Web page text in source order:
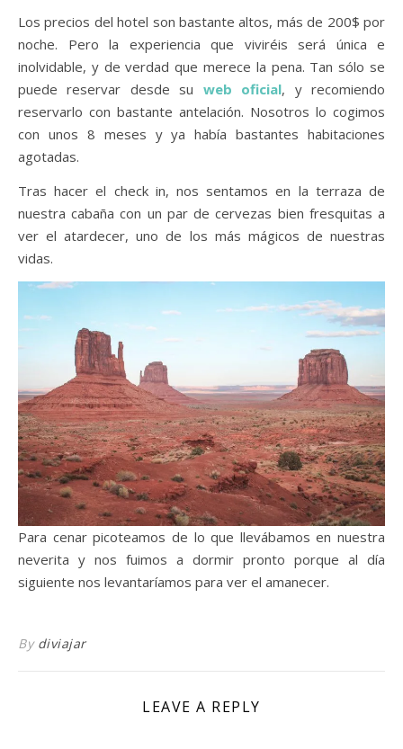
Los precios del hotel son bastante altos, más de 200$ por
noche. Pero la experiencia que viviréis será única e
inolvidable, y de verdad que merece la pena. Tan sólo se
puede reservar desde su web oficial, y recomiendo
reservarlo con bastante antelación. Nosotros lo cogimos
con unos 8 meses y ya había bastantes habitaciones
agotadas.
Tras hacer el check in, nos sentamos en la terraza de
nuestra cabaña con un par de cervezas bien fresquitas a
ver el atardecer, uno de los más mágicos de nuestras
vidas.
Para cenar picoteamos de lo que llevábamos en nuestra
neverita y nos fuimos a dormir pronto porque al día
siguiente nos levantaríamos para ver el amanecer.
By diviajar
LEAVE A REPLY